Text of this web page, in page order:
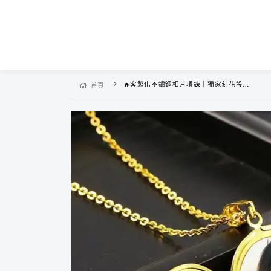
首頁 🔥客製化不鏽鋼相片項鍊｜獨家刻花設計，讓愛永不褪色❗